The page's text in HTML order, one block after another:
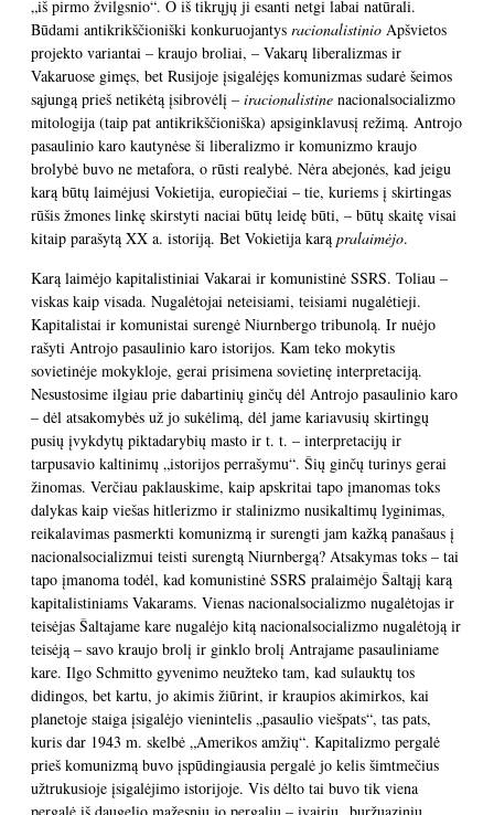
„iš pirmo žvilgsnio“. O iš tikrųjų ji esanti netgi labai natūrali.
Būdami antikrikščioniški konkuruojantys racionalistinio Apšvietos
projekto variantai – kraujo broliai, – Vakarų liberalizmas ir
Vakaruose gimęs, bet Rusijoje įsigalėjęs komunizmas sudarė šeimos
sąjungą prieš netikėtą įsibrovėlį – iracionalistine nacionalsocializmo
mitologija (taip pat antikrikščioniška) apsiginklavusį režimą. Antrojo
pasaulinio karo kautynėse ši liberalizmo ir komunizmo kraujo
brolybė buvo ne metafora, o rūsti realybė. Nėra abejonės, kad jeigu
karą būtų laimėjusi Vokietija, europiečiai – tie, kuriems į skirtingas
rūšis žmones linkę skirstyti naciai būtų leidę būti, – būtų skaitę visai
kitaip parašytą XX a. istoriją. Bet Vokietija karą pralaimėjo.
Karą laimėjo kapitalistiniai Vakarai ir komunistinė SSRS. Toliau –
viskas kaip visada. Nugalėtojai neteisiami, teisiami nugalėtieji.
Kapitalistai ir komunistai surengė Niurnbergo tribunolą. Ir nuėjo
rašyti Antrojo pasaulinio karo istorijos. Kam teko mokytis
sovietinėje mokykloje, gerai prisimena sovietinę interpretaciją.
Nesustosime ilgiau prie dabartinių ginčų dėl Antrojo pasaulinio karo
– dėl atsakomybės už jo sukėlimą, dėl jame kariavusių skirtingų
pusių įvykdytų piktadarybių masto ir t. t. – interpretacijų ir
tarpusavio kaltinimų „istorijos perrašymu“. Šių ginčų turinys gerai
žinomas. Verčiau paklauskime, kaip apskritai tapo įmanomas toks
dalykas kaip viešas hitlerizmo ir stalinizmo nusikaltimų lyginimas,
reikalavimas pasmerkti komunizmą ir surengti jam kažką panašaus į
nacionalsocializmui teisti surengtą Niurnbergą? Atsakymas toks – tai
tapo įmanoma todėl, kad komunistinė SSRS pralaimėjo Šaltąjį karą
kapitalistiniams Vakarams. Vienas nacionalsocializmo nugalėtojas ir
teisėjas Šaltajame kare nugalėjo kitą nacionalsocializmo nugalėtoją ir
teisėją – savo kraujo brolį ir ginklo brolį Antrajame pasauliniame
kare. Ilgo Schmitto gyvenimo neužteko tam, kad sulauktų tos
didingos, bet kartu, jo akimis žiūrint, ir kraupios akimirkos, kai
planetoje staiga įsigalėjo vienintelis „pasaulio viešpats“, tas pats,
kuris dar 1943 m. skelbė „Amerikos amžių“. Kapitalizmo pergalė
prieš komunizmą buvo įspūdingiausia pergalė jo kelis šimtmečius
užtrukusioje įsigalėjimo istorijoje. Vis dėlto tai buvo tik viena